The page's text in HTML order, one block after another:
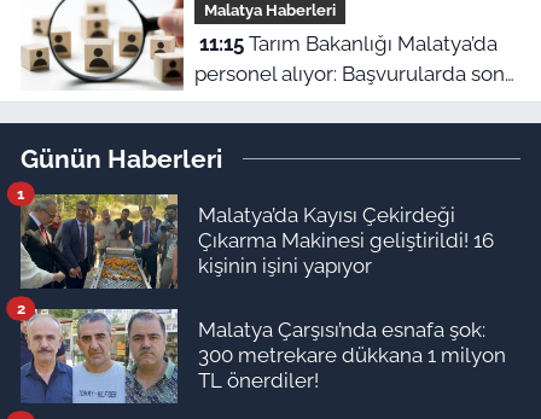
Malatya Haberleri
11:15Tarım Bakanlığı Malatya’da
personel alıyor: Başvurularda son
gün bugün!
Günün Haberleri
Malatya’da Kayısı Çekirdeği
Çıkarma Makinesi geliştirildi! 16
kişinin işini yapıyor
1
Malatya Çarşısı’nda esnafa şok:
300 metrekare dükkana 1 milyon
TL önerdiler!
2